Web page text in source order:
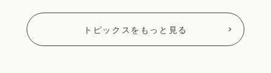
トピックスをもっと見る